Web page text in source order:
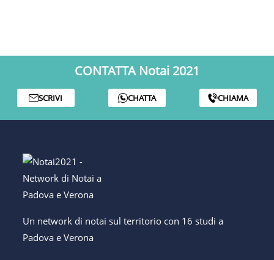
CONTATTA Notai 2021
SCRIVI CHATTA CHIAMA
Un network di notai sul territorio con 16 studi a
Padova e Verona